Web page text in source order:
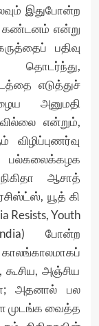
இதுபோன்ற
கண்டனம் என்று
பதிவு
தொடர்ந்து,
எடுத்துச்
அனுமதி
என்றும்,
பல்கலைக்கழக
ஆசாத்
யூத் கி
Youth
போன்ற
காலங்காலமாகப்
அஞ்சிய
அதனால் பல
முடங்க வைத்த